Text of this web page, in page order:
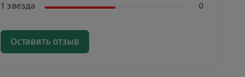
1 звезда
0
Оставить отзыв